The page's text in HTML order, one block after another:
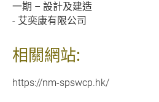
一期 – 設計及建造
- 艾奕康有限公司
相關網站:
https://nm-spswcp.hk/